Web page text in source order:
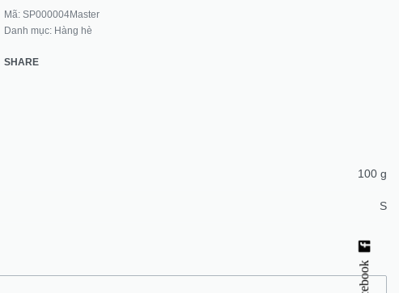
Mã: SP000004Master
Danh mục: Hàng hè
SHARE
100 g
S